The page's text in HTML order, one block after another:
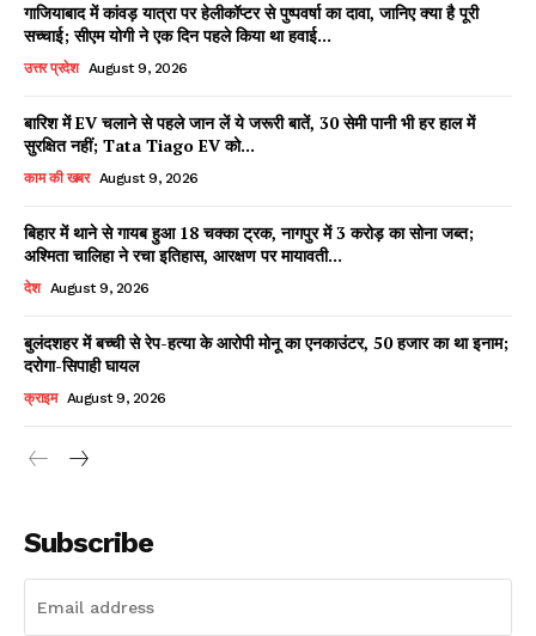
Facebook
X WhatsApp
Share
Read Latest News on AIN
गाजियाबाद में कांवड़ यात्रा पर हेलीकॉप्टर से पुष्पवर्षा का दावा, जानिए क्या है पूरी
सच्चाई; सीएम योगी ने एक दिन पहले किया था हवाई...
उत्तर प्रदेश August 9, 2026
बारिश में EV चलाने से पहले जान लें ये जरूरी बातें, 30 सेमी पानी भी हर हाल में
सुरक्षित नहीं; Tata Tiago EV को...
काम की खबर August 9, 2026
बिहार में थाने से गायब हुआ 18 चक्का ट्रक, नागपुर में 3 करोड़ का सोना जब्त;
अश्मिता चालिहा ने रचा इतिहास, आरक्षण पर मायावती...
देश August 9, 2026
बुलंदशहर में बच्ची से रेप-हत्या के आरोपी मोनू का एनकाउंटर, 50 हजार का था इनाम;
दरोगा-सिपाही घायल
क्राइम August 9, 2026
Subscribe